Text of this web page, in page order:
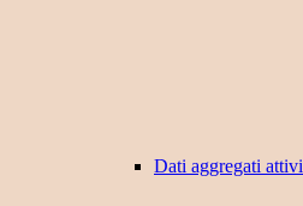
Dati aggregati